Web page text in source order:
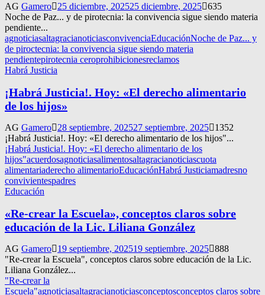
AG Gamero 25 diciembre, 202525 diciembre, 2025 635
Noche de Paz... y de pirotecnia: la convivencia sigue siendo materia
pendiente...
agnoticiasaltagracianoticiasconvivenciaEducaciónNoche de Paz... y
de piroctecnia: la convivencia sigue siendo materia
pendientepirotecnia ceroprohibicionesreclamos
Habrá Justicia
¡Habrá Justicia!. Hoy: «El derecho alimentario
de los hijos»
AG Gamero 28 septiembre, 202527 septiembre, 2025
1352
¡Habrá Justicia!. Hoy: «El derecho alimentario de los hijos"...
¡Habrá Justicia!. Hoy: «El derecho alimentario de los
hijos"acuerdosagnoticiasalimentosaltagracianoticiascuota
alimentariaderecho alimentarioEducaciónHabrá Justiciamadresno
convivientespadres
Educación
«Re-crear la Escuela», conceptos claros sobre
educación de la Lic. Liliana González
AG Gamero 19 septiembre, 202519 septiembre, 2025 888
"Re-crear la Escuela", conceptos claros sobre educación de la Lic.
Liliana González...
"Re-crear la
Escuela"agnoticiasaltagracianoticiasconceptosconceptos claros sobre